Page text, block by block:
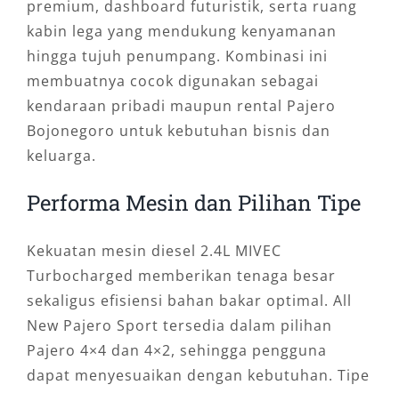
premium, dashboard futuristik, serta ruang
kabin lega yang mendukung kenyamanan
hingga tujuh penumpang. Kombinasi ini
membuatnya cocok digunakan sebagai
kendaraan pribadi maupun rental Pajero
Bojonegoro untuk kebutuhan bisnis dan
keluarga.
Performa Mesin dan Pilihan Tipe
Kekuatan mesin diesel 2.4L MIVEC
Turbocharged memberikan tenaga besar
sekaligus efisiensi bahan bakar optimal. All
New Pajero Sport tersedia dalam pilihan
Pajero 4×4 dan 4×2, sehingga pengguna
dapat menyesuaikan dengan kebutuhan. Tipe